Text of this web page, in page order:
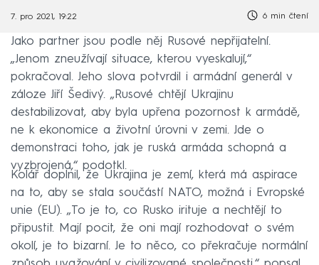
7. pro 2021, 19:22 6 min čtení
Jako partner jsou podle něj Rusové nepřijatelní.
„Jenom zneužívají situace, kterou vyeskalují,“
pokračoval. Jeho slova potvrdil i armádní generál v
záloze Jiří Šedivý. „Rusové chtějí Ukrajinu
destabilizovat, aby byla upřena pozornost k armádě,
ne k ekonomice a životní úrovni v zemi. Jde o
demonstraci toho, jak je ruská armáda schopná a
vyzbrojená,“ podotkl.
Kolář doplnil, že Ukrajina je zemí, která má aspirace
na to, aby se stala součástí NATO, možná i Evropské
unie (EU). „To je to, co Rusko irituje a nechtějí to
připustit. Mají pocit, že oni mají rozhodovat o svém
okolí, je to bizarní. Je to něco, co překračuje normální